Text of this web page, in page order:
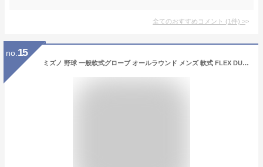
全てのおすすめコメント (1件) >
no. 15
ミズノ 野球 一般軟式グローブ オールラウンド メンズ 軟式 FLEX DUO III オール10 1AJGR05310 MIZUNO